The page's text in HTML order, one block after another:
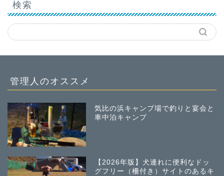
検索
管理人のオススメ
気比の浜キャンプ場で釣りと宴会と
車中泊キャンプ
【2026年版】犬連れに便利なドッ
グフリー（柵付き）サイトのあるキ